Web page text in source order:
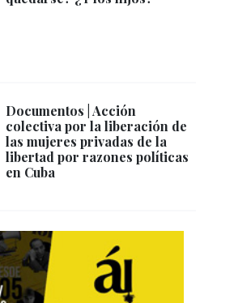
Documentos | Acción
colectiva por la liberación de
las mujeres privadas de la
libertad por razones políticas
en Cuba